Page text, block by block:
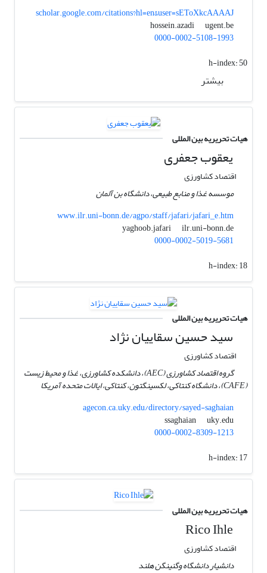
scholar.google.com/citations?hl=en&user=sEToXkcAAAAJ
hossein.azadi
ugent.be
0000-0002-5108-1993
h-index:50
بیشتر
هیات تحریریه بین المللی
یعقوب جعفری
اقتصاد کشاورزی
موسسه غذا و منابع طبیعی، دانشگاه بن آلمان
www.ilr.uni-bonn.de/agpo/staff/jafari/jafari_e.htm
yaghoob.jafari
ilr.uni-bonn.de
0000-0002-5019-5681
h-index:18
هیات تحریریه بین المللی
سید حسین سقاییان نژاد
اقتصاد کشاورزی
گروه اقتصاد کشاورزی (AEC)، دانشکده کشاورزی، غذا و محیط زیست
(CAFE)، دانشگاه کنتاکی، لکسینگتون، کنتاکی، ایالات متحده آمریکا
agecon.ca.uky.edu/directory/sayed-saghaian
ssaghaian
uky.edu
0000-0002-8309-1213
h-index:17
هیات تحریریه بین المللی
اقتصاد کشاورزی
دانشیار دانشگاه وگنینگن هلند